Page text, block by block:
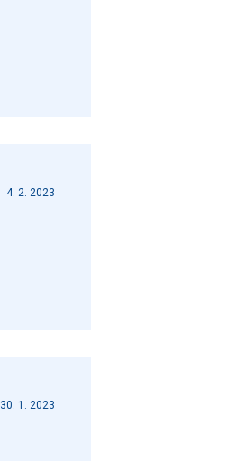
4. 2. 2023
30. 1. 2023